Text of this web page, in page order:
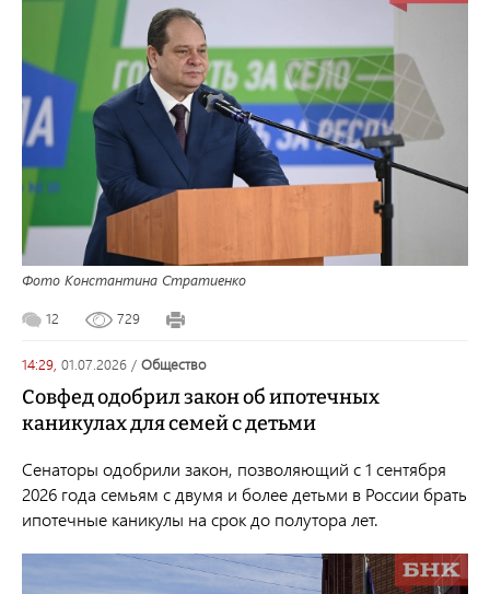
Фото Константина Стратиенко
12 729
14:29, 01.07.2026 / общество
Совфед одобрил закон об ипотечных
каникулах для семей с детьми
Сенаторы одобрили закон, позволяющий с 1 сентября
2026 года семьям с двумя и более детьми в России брать
ипотечные каникулы на срок до полутора лет.